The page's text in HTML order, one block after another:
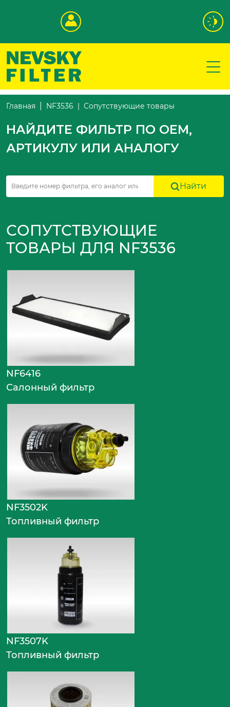
Главная NF3536 Сопутствующие товары
НАЙДИТЕ ФИЛЬТР ПО OEM,
АРТИКУЛУ ИЛИ АНАЛОГУ
Найти
СОПУТСТВУЮЩИЕ
ТОВАРЫ ДЛЯ NF3536
NF6416
Салонный фильтр
NF3502K
Топливный фильтр
NF3507K
Топливный фильтр